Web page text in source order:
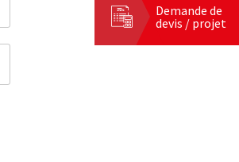
Demande de
devis / projet